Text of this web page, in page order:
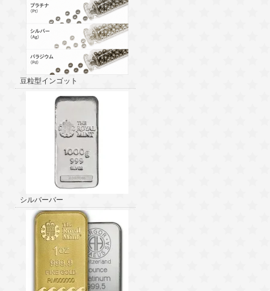
豆粒型インゴット
シルバーバー